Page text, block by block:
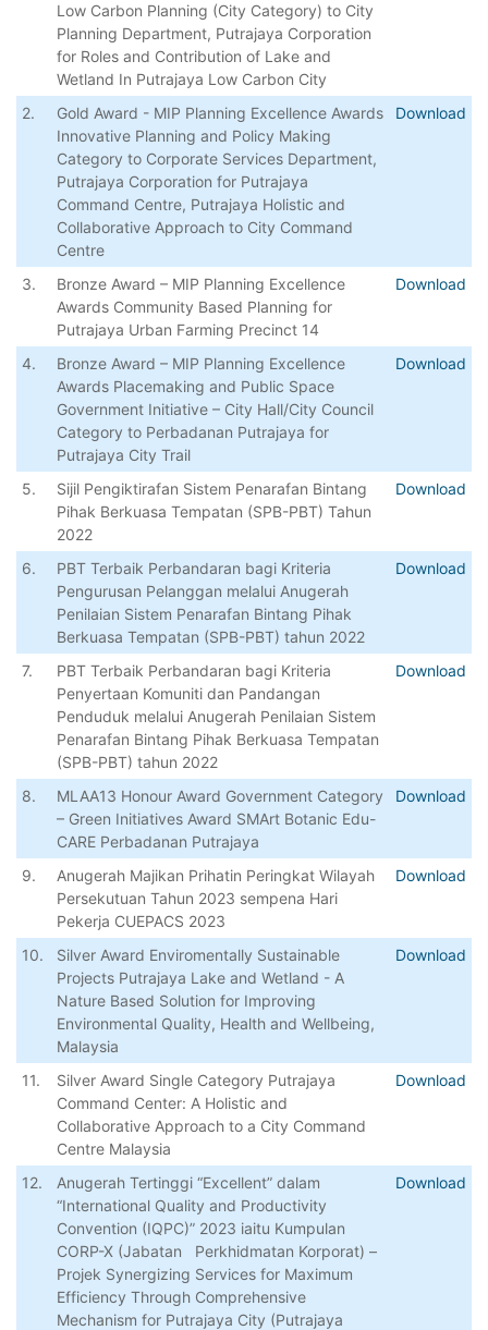
Low Carbon Planning (City Category) to City
Planning Department, Putrajaya Corporation
for Roles and Contribution of Lake and
Wetland In Putrajaya Low Carbon City
2.
Gold Award - MIP Planning Excellence Awards
Innovative Planning and Policy Making
Category to Corporate Services Department,
Putrajaya Corporation for Putrajaya
Command Centre, Putrajaya Holistic and
Collaborative Approach to City Command
Centre
Download
3.
Bronze Award – MIP Planning Excellence
Awards Community Based Planning for
Putrajaya Urban Farming Precinct 14
Download
4.
Bronze Award – MIP Planning Excellence
Awards Placemaking and Public Space
Government Initiative – City Hall/City Council
Category to Perbadanan Putrajaya for
Putrajaya City Trail
Download
5.
Sijil Pengiktirafan Sistem Penarafan Bintang
Pihak Berkuasa Tempatan (SPB-PBT) Tahun
2022
Download
6.
PBT Terbaik Perbandaran bagi Kriteria
Pengurusan Pelanggan melalui Anugerah
Penilaian Sistem Penarafan Bintang Pihak
Berkuasa Tempatan (SPB-PBT) tahun 2022
Download
7.
PBT Terbaik Perbandaran bagi Kriteria
Penyertaan Komuniti dan Pandangan
Penduduk melalui Anugerah Penilaian Sistem
Penarafan Bintang Pihak Berkuasa Tempatan
(SPB-PBT) tahun 2022
Download
8.
MLAA13 Honour Award Government Category
– Green Initiatives Award SMArt Botanic Edu-
CARE Perbadanan Putrajaya
Download
9.
Anugerah Majikan Prihatin Peringkat Wilayah
Persekutuan Tahun 2023 sempena Hari
Pekerja CUEPACS 2023
Download
10.
Silver Award Enviromentally Sustainable
Projects Putrajaya Lake and Wetland - A
Nature Based Solution for Improving
Environmental Quality, Health and Wellbeing,
Malaysia
Download
11.
Silver Award Single Category Putrajaya
Command Center: A Holistic and
Collaborative Approach to a City Command
Centre Malaysia
Download
12.
Anugerah Tertinggi “Excellent” dalam
“International Quality and Productivity
Convention (IQPC)” 2023 iaitu Kumpulan
CORP-X (Jabatan Perkhidmatan Korporat) –
Projek Synergizing Services for Maximum
Efficiency Through Comprehensive
Mechanism for Putrajaya City (Putrajaya
Download